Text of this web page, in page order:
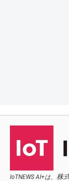
IoTNEWS AI+は、 株